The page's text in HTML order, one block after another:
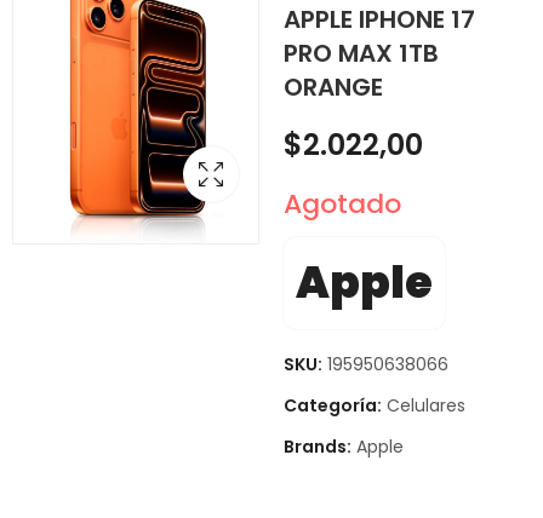
APPLE IPHONE 17
PRO MAX 1TB
ORANGE
10 46MM JET BLACK
$380,00
64GB SMART
MICROSD CARD
$15,00
$2.022,00
Agotado
Apple
SKU: 195950638066
Categoría: Celulares
Brands: Apple